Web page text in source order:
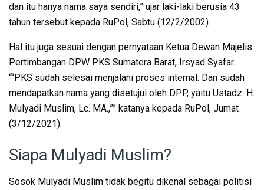
dan itu hanya nama saya sendiri,” ujar laki-laki berusia 43
tahun tersebut kepada RuPol, Sabtu (12/2/2002).
Hal itu juga sesuai dengan pernyataan Ketua Dewan Majelis
Pertimbangan DPW PKS Sumatera Barat, Irsyad Syafar.
““PKS sudah selesai menjalani proses internal. Dan sudah
mendapatkan nama yang disetujui oleh DPP, yaitu Ustadz. H.
Mulyadi Muslim, Lc. MA.,”” katanya kepada RuPol, Jumat
(3/12/2021).
Siapa Mulyadi Muslim?
Sosok Mulyadi Muslim tidak begitu dikenal sebagai politisi